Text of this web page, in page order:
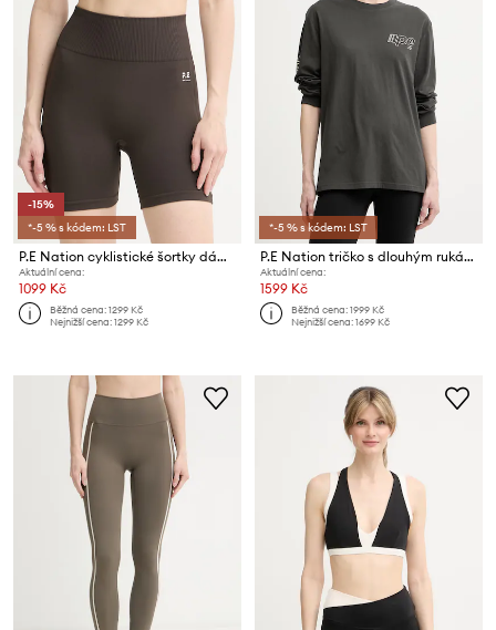
-15%
*-5 % s kódem: LST
P.E Nation cyklistické šortky dámské Restore
Aktuální cena:
1099 Kč
Běžná cena:1299 Kč
Nejnižší cena:1299 Kč
*-5 % s kódem: LST
P.E Nation tričko s dlouhým rukávem dámské bavlněné Glide
Aktuální cena:
1599 Kč
Běžná cena:1999 Kč
Nejnižší cena:1699 Kč